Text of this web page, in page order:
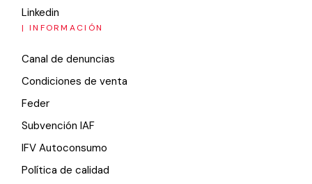
Linkedin
| INFORMACIÓN
Canal de denuncias
Condiciones de venta
Feder
Subvención IAF
IFV Autoconsumo
Política de calidad